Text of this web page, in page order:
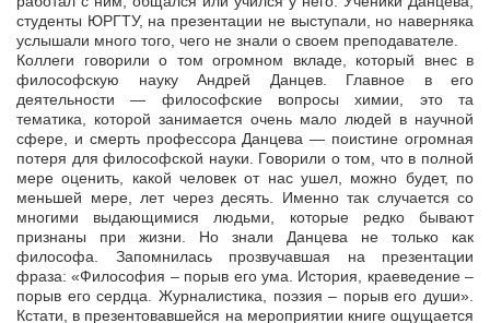
студенты ЮРГТУ, на презентации не выступали, но наверняка
услышали много того, чего не знали о своем преподавателе.
Коллеги говорили о том огромном вкладе, который внес в
философскую науку Андрей Данцев. Главное в его
деятельности — философские вопросы химии, это та
тематика, которой занимается очень мало людей в научной
сфере, и смерть профессора Данцева — поистине огромная
потеря для философской науки. Говорили о том, что в полной
мере оценить, какой человек от нас ушел, можно будет, по
меньшей мере, лет через десять. Именно так случается со
многими выдающимися людьми, которые редко бывают
признаны при жизни. Но знали Данцева не только как
философа. Запомнилась прозвучавшая на презентации
фраза: «Философия – порыв его ума. История, краеведение –
порыв его сердца. Журналистика, поэзия – порыв его души».
Кстати, в презентовавшейся на мероприятии книге ощущается